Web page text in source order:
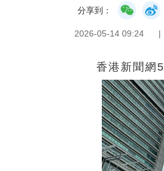
分享到：
2026-05-14 09:24 |
香港新聞網